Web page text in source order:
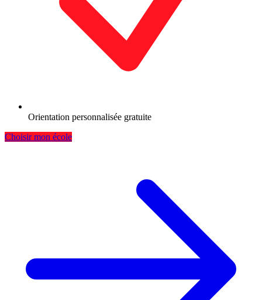
Orientation personnalisée gratuite
Choisir mon école